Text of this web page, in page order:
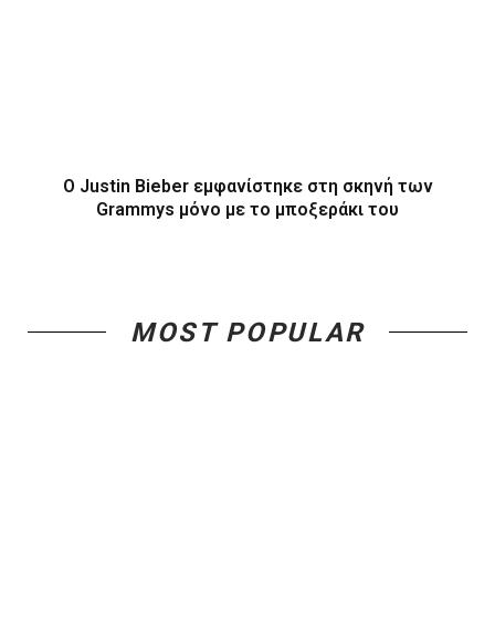
O Justin Bieber εμφανίστηκε στη σκηνή των
Grammys μόνο με το μποξεράκι του
MOST POPULAR